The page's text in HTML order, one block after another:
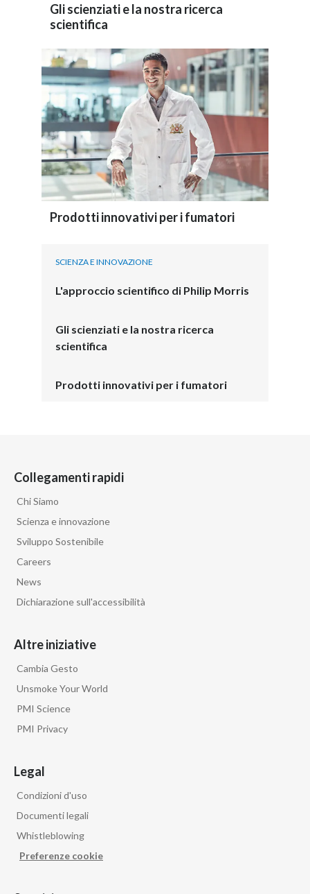
Gli scienziati e la nostra ricerca
scientifica
Prodotti innovativi per i fumatori
SCIENZA E INNOVAZIONE
L'approccio scientifico di Philip Morris
Gli scienziati e la nostra ricerca
scientifica
Prodotti innovativi per i fumatori
Collegamenti rapidi
Chi Siamo
Scienza e innovazione
Sviluppo Sostenibile
Careers
News
Dichiarazione sull'accessibilità
Altre iniziative
Cambia Gesto
Unsmoke Your World
PMI Science
PMI Privacy
Legal
Condizioni d'uso
Documenti legali
Whistleblowing
Preferenze cookie